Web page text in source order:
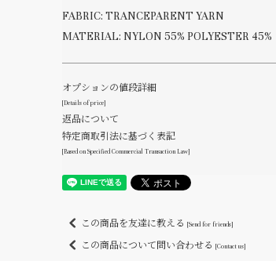
FABRIC: TRANCEPARENT YARN
MATERIAL: NYLON 55% POLYESTER 45%
オプションの値段詳細
[Details of price]
返品について
特定商取引法に基づく表記
[Based on Specified Commercial Transaction Law]
この商品を友達に教える [Send for friends]
この商品について問い合わせる [Contact us]